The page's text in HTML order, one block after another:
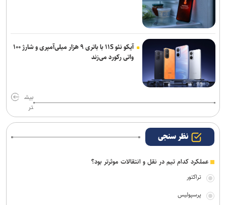
آیکو نئو ۱۱S با باتری ۹ هزار میلی‌آمپری و شارژ ۱۰۰
واتی رکورد می‌زند
بیش
تر
نظر سنجی
عملکرد کدام تیم در نقل و انتقالات موثرتر بود؟
تراکتور
پرسپولیس